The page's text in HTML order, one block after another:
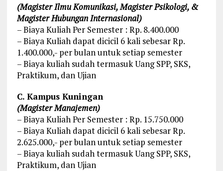
(Magister Ilmu Komunikasi, Magister Psikologi, &
Magister Hubungan Internasional)
– Biaya Kuliah Per Semester : Rp. 8.400.000
– Biaya Kuliah dapat dicicil 6 kali sebesar Rp.
1.400.000,- per bulan untuk setiap semester
– Biaya kuliah sudah termasuk Uang SPP, SKS,
Praktikum, dan Ujian
C. Kampus Kuningan
(Magister Manajemen)
– Biaya Kuliah Per Semester : Rp. 15.750.000
– Biaya Kuliah dapat dicicil 6 kali sebesar Rp.
2.625.000,- per bulan untuk setiap semester
– Biaya kuliah sudah termasuk Uang SPP, SKS,
Praktikum, dan Ujian